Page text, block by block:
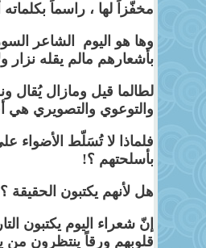
مخفّزاً لها ، راسماً بكلماته
وها هو اليوم الشاعر
بأشعارهم مالم يقله نزار
لطالما قيل ومازال يُقال
والتوعوي والتصويري
فلماذا لا تُسَلّط الأضواء
بأسلحتهم ؟!
هل لأنهم يكتبون الحقيقة ؟
إنّ شعراء اليوم يكتبون
قلوبهم ورقاً ينتظرون